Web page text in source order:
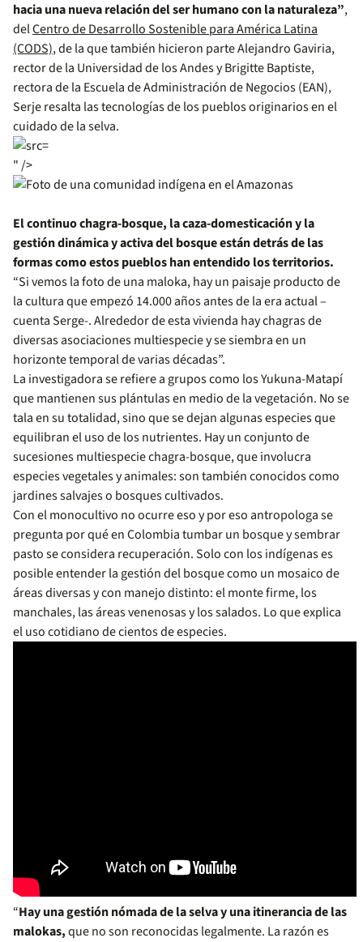
hacia una nueva relación del ser humano con la naturaleza”,
delCentro de Desarrollo Sostenible para América Latina
(CODS), de la que también hicieron parte Alejandro Gaviria,
rector de la Universidad de los Andes y Brigitte Baptiste,
rectora de la Escuela de Administración de Negocios (EAN),
Serje resalta las tecnologías de los pueblos originarios en el
cuidado de la selva.
" />
El continuo chagra-bosque, la caza-domesticación y la
gestión dinámica y activa del bosque están detrás de las
formas como estos pueblos han entendido los territorios.
“Si vemos la foto de una maloka, hay un paisaje producto de
la cultura que empezó 14.000 años antes de la era actual –
cuenta Serge-. Alrededor de esta vivienda hay chagras de
diversas asociaciones multiespecie y se siembra en un
horizonte temporal de varias décadas”.
La investigadora se refiere a grupos como los Yukuna-Matapí
que mantienen sus plántulas en medio de la vegetación. No se
tala en su totalidad, sino que se dejan algunas especies que
equilibran el uso de los nutrientes. Hay un conjunto de
sucesiones multiespecie chagra-bosque, que involucra
especies vegetales y animales: son también conocidos como
jardines salvajes o bosques cultivados.
Con el monocultivo no ocurre eso y por eso antropologa se
pregunta por qué en Colombia tumbar un bosque y sembrar
pasto se considera recuperación. Solo con los indígenas es
posible entender la gestión del bosque como un mosaico de
áreas diversas y con manejo distinto: el monte firme, los
manchales, las áreas venenosas y los salados. Lo que explica
el uso cotidiano de cientos de especies.
“Hay una gestión nómada de la selva y una itinerancia de las
malokas,que no son reconocidas legalmente. La razón es